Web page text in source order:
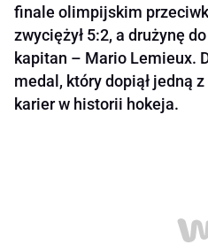
finale olimpijskim
zwyciężył 5:2, a drużynę
kapitan – Mario Lemieux.
medal, który dopiął jedną
karier w historii hokeja.